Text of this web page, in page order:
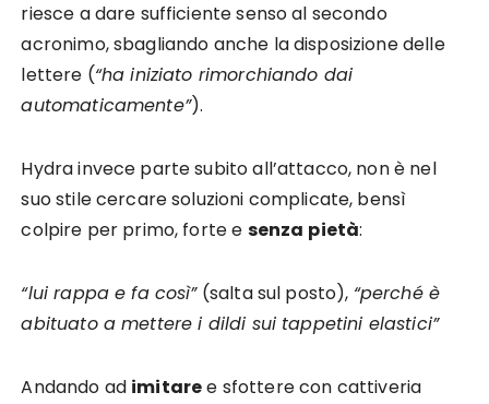
riesce a dare sufficiente senso al secondo
acronimo, sbagliando anche la disposizione delle
lettere (“ha iniziato rimorchiando dai
automaticamente”).
Hydra invece parte subito all’attacco, non è nel
suo stile cercare soluzioni complicate, bensì
colpire per primo, forte e senza pietà:
“lui rappa e fa così”(salta sul posto), “perché è
abituato a mettere i dildi sui tappetini elastici”
Andando ad imitaree sfottere con cattiveria